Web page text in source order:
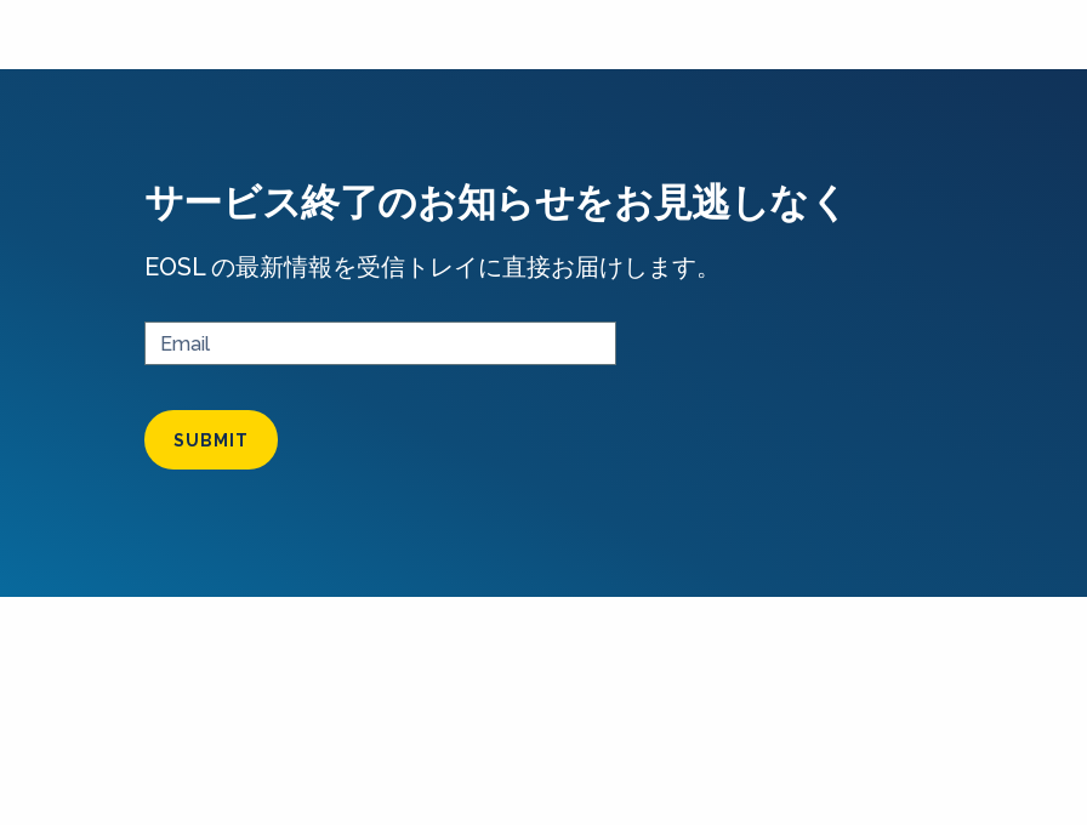
サービス終了のお知らせをお見逃しなく
EOSL の最新情報を受信トレイに直接お届けします。
SUBMIT